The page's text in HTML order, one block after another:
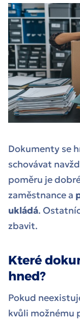
Klientská zóna
Dokumenty se
schovávat
poměru je
zaměstnance a
ukládá.
zbavit.
Které
hned?
Pokud
kvůli možnému